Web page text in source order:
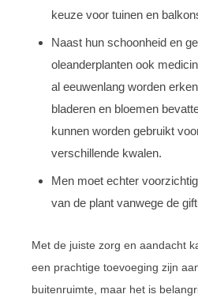
keuze voor tuinen en
Naast hun schoonheid en
oleanderplanten ook
al eeuwenlang worden
bladeren en bloemen
kunnen worden gebruikt
verschillende kwalen.
Men moet echter
van de plant vanwege de
Met de juiste zorg en aandacht
een prachtige toevoeging zijn
buitenruimte, maar het is